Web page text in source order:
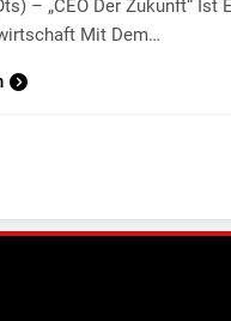
– „CEO Der Zukunft“ Ist
Mit Dem…